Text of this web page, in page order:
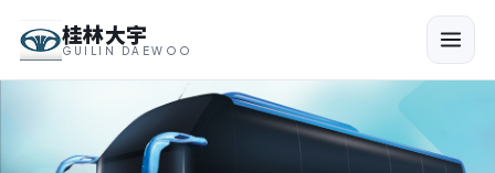
桂林大宇
GUILIN DAEWOO